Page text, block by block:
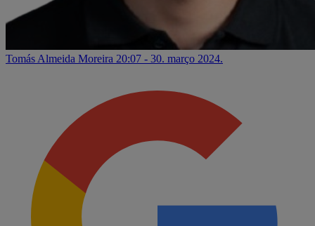
Tomás Almeida Moreira 20:07 - 30. março 2024.